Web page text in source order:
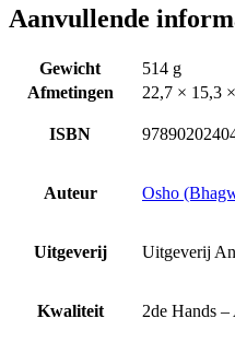
Aanvullende
Gewicht
514 g
Afmetingen
22,7 × 15,3
ISBN
Auteur Osho
Uitgeverij Uitgeverij
Kwaliteit 2de Hands